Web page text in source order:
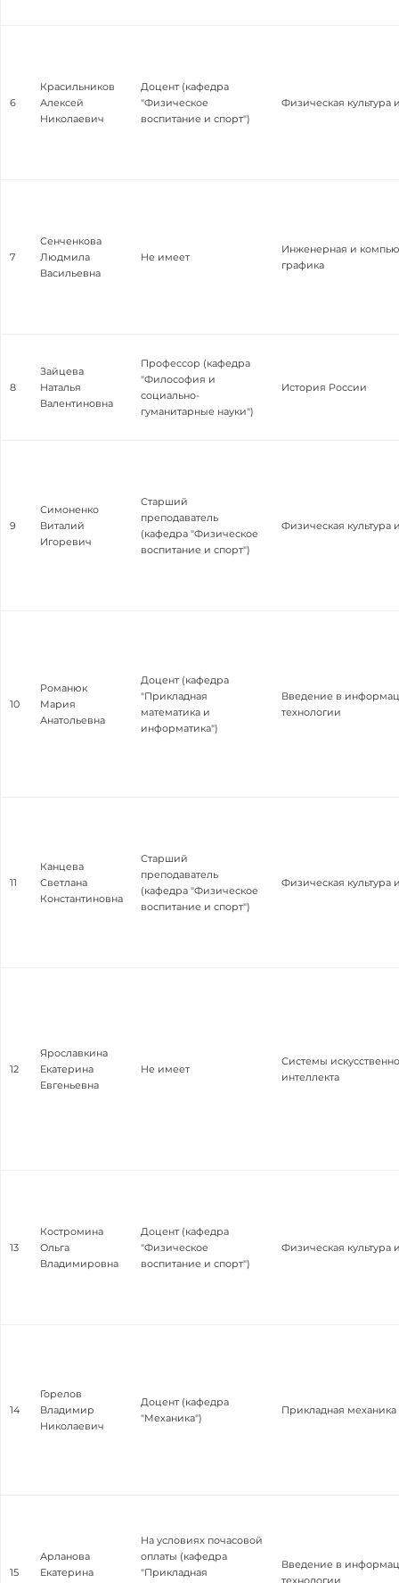
6
Красильников
Алексей
Николаевич
Доцент (кафедра
"Физическое
воспитание и спорт")
Физическая культура
7
Сенченкова
Людмила
Васильевна
Не имеет
Инженерная и
графика
8
Зайцева
Наталья
Валентиновна
Профессор (кафедра
"Философия и
социально-
гуманитарные науки")
История России
9
Симоненко
Виталий
Игоревич
Старший
преподаватель
(кафедра "Физическое
воспитание и спорт")
Физическая культура
10
Романюк
Мария
Анатольевна
Доцент (кафедра
"Прикладная
математика и
информатика")
Введение в
технологии
11
Канцева
Светлана
Константиновна
Старший
преподаватель
(кафедра "Физическое
воспитание и спорт")
Физическая культура
12
Ярославкина
Екатерина
Евгеньевна
Не имеет
Системы
интеллекта
13
Костромина
Ольга
Владимировна
Доцент (кафедра
"Физическое
воспитание и спорт")
Физическая культура
14
Горелов
Владимир
Николаевич
Доцент (кафедра
"Механика")
Прикладная механика
15
Арланова
Екатерина
На условиях почасовой
оплаты (кафедра
"Прикладная
Введение в
технологии